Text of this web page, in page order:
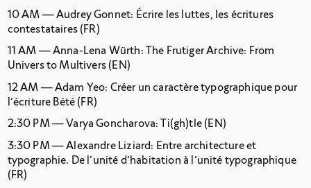
10 AM — Audrey Gonnet: Écrire les luttes, les écritures
contestataires(FR)
11 AM — Anna-Lena Würth: The Frutiger Archive: From
Univers to Multivers (EN)
12 AM — Adam Yeo: Créer un caractère typographique pour
l’écriture Bété (FR)
2:30 PM — Varya Goncharova:Ti(gh)tle(EN)
3:30 PM — Alexandre Liziard: Entre architecture et
typographie. De l’unité d’habitation à l’unité typographique
(FR)